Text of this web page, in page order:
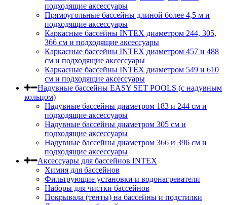
подходящие аксессуары
Прямоугольные бассейны длиной более 4,5 м и
подходящие аксессуары
Каркасные бассейны INTEX диаметром 244, 305,
366 см и подходящие аксессуары
Каркасные бассейны INTEX диаметром 457 и 488
cм и подходящие аксессуары
Каркасные бассейны INTEX диаметром 549 и 610
см и подходящие аксессуары
Надувные бассейны EASY SET POOLS (с надувным
кольцом)
Надувные бассейны диаметром 183 и 244 см и
подходящие аксессуары
Надувные бассейны диаметром 305 см и
подходящие аксессуары
Надувные бассейны диаметром 366 и 396 см и
подходящие аксессуары
Аксессуары для бассейнов INTEX
Химия для бассейнов
Фильтрующие установки и водонагреватели
Наборы для чистки бассейнов
Покрывала (тенты) на бассейны и подстилки